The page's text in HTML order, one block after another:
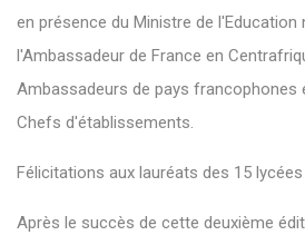
en présence du Ministre de l'Education
l'Ambassadeur de France en
Ambassadeurs de pays francophones
Chefs d'établissements.
Félicitations aux lauréats des 15
Après le succès de cette deuxième